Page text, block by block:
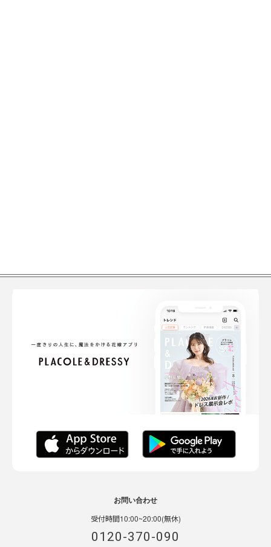
お問い合わせ
受付時間10:00~20:00(無休)
0120-370-090